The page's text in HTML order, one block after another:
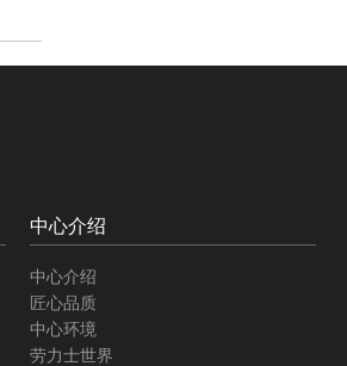
中心介绍
中心介绍
匠心品质
中心环境
劳力士世界